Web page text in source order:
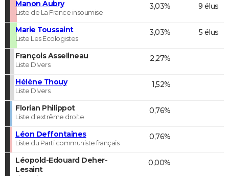
Manon Aubry
Liste de La France insoumise
3,03% 9 élus
Marie Toussaint
Liste Les Ecologistes
3,03% 5 élus
François Asselineau
Liste Divers
2,27%
Hélène Thouy
Liste Divers
1,52%
Florian Philippot
Liste d'extrême droite
0,76%
Léon Deffontaines
Liste du Parti communiste français
0,76%
Léopold-Edouard Deher-
Lesaint
0,00%